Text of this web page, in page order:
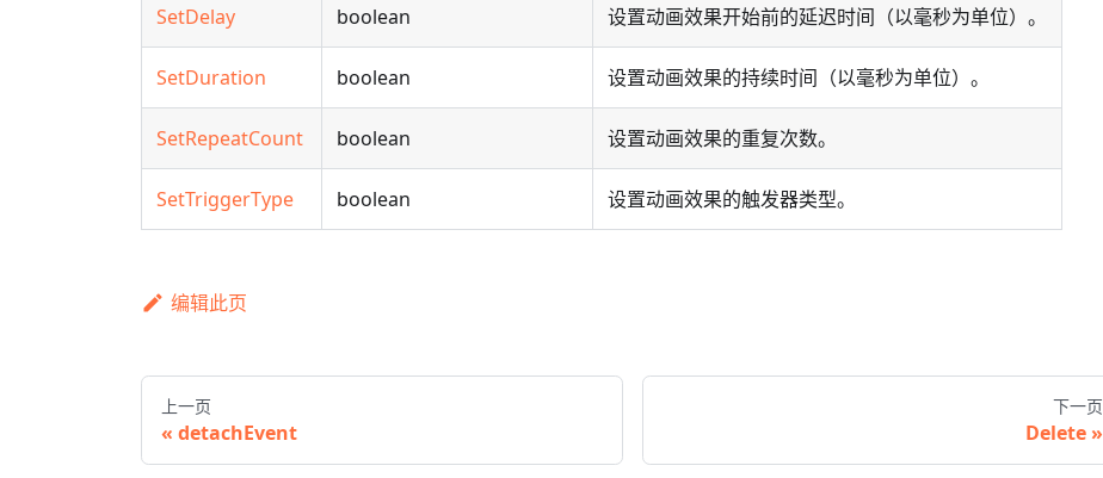
SetDelay boolean 设置动画效果开始前的延迟时间（以毫秒为单位）。
SetDuration boolean 设置动画效果的持续时间（以毫秒为单位）。
SetRepeatCount boolean 设置动画效果的重复次数。
SetTriggerType boolean 设置动画效果的触发器类型。
编辑此页
上一页
detachEvent
下一页
Delete